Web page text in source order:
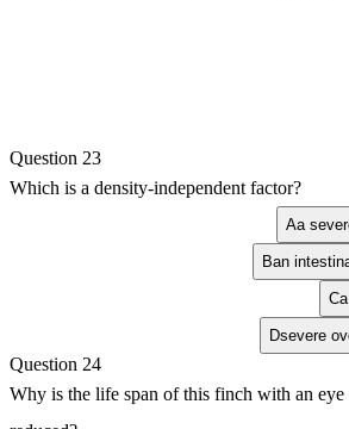
Question 23
Which is a density-independent factor?
A
B
C
D
Question 24
Why is the life span of this finch with an